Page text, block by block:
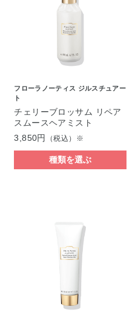
フローラノーティス ジルスチュアー
ト
チェリーブロッサム リペア
スムースヘアミスト
3,850円
（税込）※
種類を選ぶ